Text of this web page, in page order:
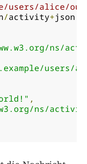
users/alice/
/activity+json
ns/
users/
,
ns/